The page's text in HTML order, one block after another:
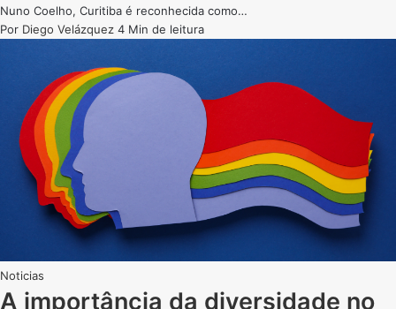
Nuno Coelho, Curitiba é reconhecida como…
Por Diego Velázquez 4 Min de leitura
Noticias
A importância da diversidade no